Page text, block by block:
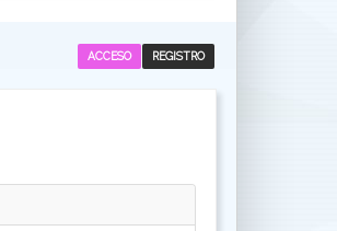
REGISTRO
ACCESO